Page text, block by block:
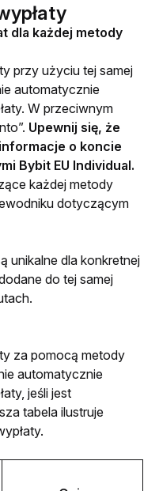
dla każdej metody
przy użyciu tej samej
automatycznie
W przeciwnym
Upewnij się, że
o koncie
Bybit EU Individual.
każdej metody
dotyczącym
unikalne dla konkretnej
do tej samej
za pomocą metody
automatycznie
jeśli jest
tabela ilustruje